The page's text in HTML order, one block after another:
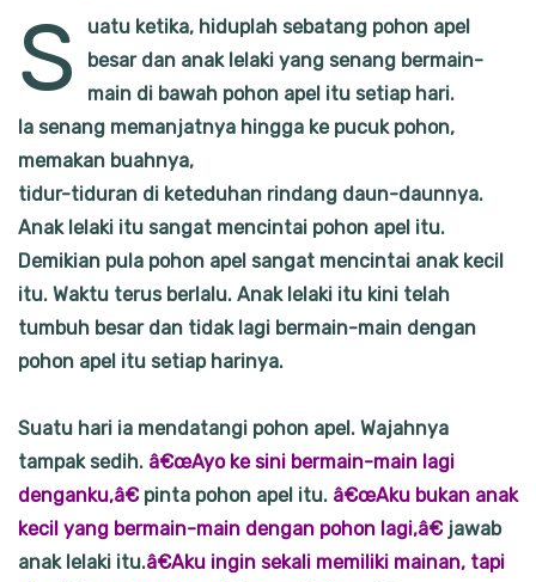
S
uatu ketika, hiduplah sebatang pohon apel
besar dan anak lelaki yang senang bermain-
main di bawah pohon apel itu setiap hari.
Ia senang memanjatnya hingga ke pucuk pohon,
memakan buahnya,
tidur-tiduran di keteduhan rindang daun-daunnya.
Anak lelaki itu sangat mencintai pohon apel itu.
Demikian pula pohon apel sangat mencintai anak kecil
itu. Waktu terus berlalu. Anak lelaki itu kini telah
tumbuh besar dan tidak lagi bermain-main dengan
pohon apel itu setiap harinya.
Suatu hari ia mendatangi pohon apel. Wajahnya
tampak sedih. â€œAyo ke sini bermain-main lagi
denganku,â€pinta pohon apel itu. â€œAku bukan anak
kecil yang bermain-main dengan pohon lagi,â€jawab
anak lelaki itu.â€Aku ingin sekali memiliki mainan, tapi